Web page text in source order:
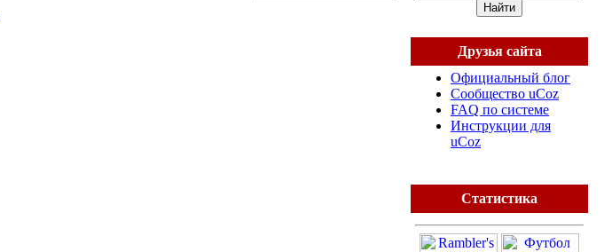
Друзья сайта
Официальный блог
Сообщество uCoz
FAQ по системе
Инструкции для
uCoz
Статистика